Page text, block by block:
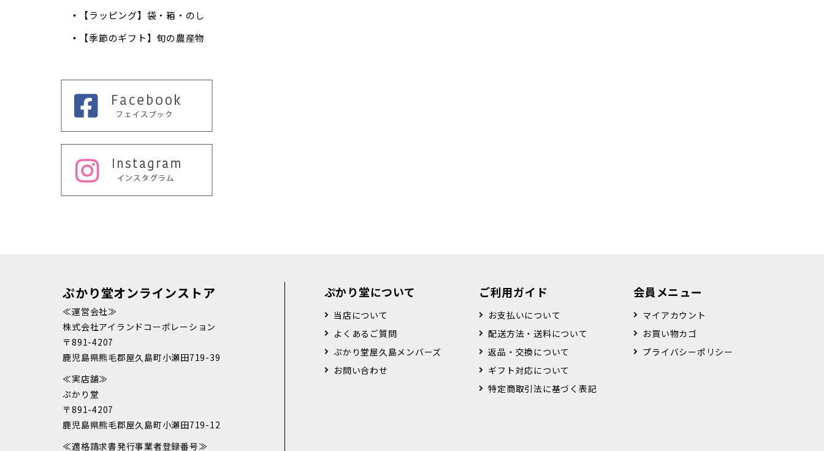
【ラッピング】袋・箱・のし
【季節のギフト】旬の農産物
ぷかり堂オンラインストア
≪運営会社≫
株式会社アイランドコーポレーション
〒891-4207
鹿児島県熊毛郡屋久島町小瀬田719-39
≪実店舗≫
ぷかり堂
〒891-4207
鹿児島県熊毛郡屋久島町小瀬田719-12
≪適格請求書発行事業者登録番号≫
ぷかり堂について
当店について
よくあるご質問
ぷかり堂屋久島メンバーズ
お問い合わせ
ご利用ガイド
お支払いについて
配送方法・送料について
返品・交換について
ギフト対応について
特定商取引法に基づく表記
会員メニュー
マイアカウント
お買い物カゴ
プライバシーポリシー